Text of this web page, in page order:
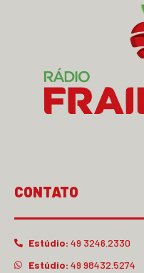
CONTATO
Estúdio: 49 3246.2330
Estúdio: 49 98432.5274